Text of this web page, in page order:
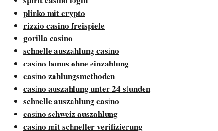
plinko mit crypto
rizzio casino freispiele
gorilla casino
schnelle auszahlung casino
casino bonus ohne einzahlung
casino zahlungsmethoden
casino auszahlung unter 24 stunden
schnelle auszahlung casino
casino schweiz auszahlung
casino mit schneller verifizierung